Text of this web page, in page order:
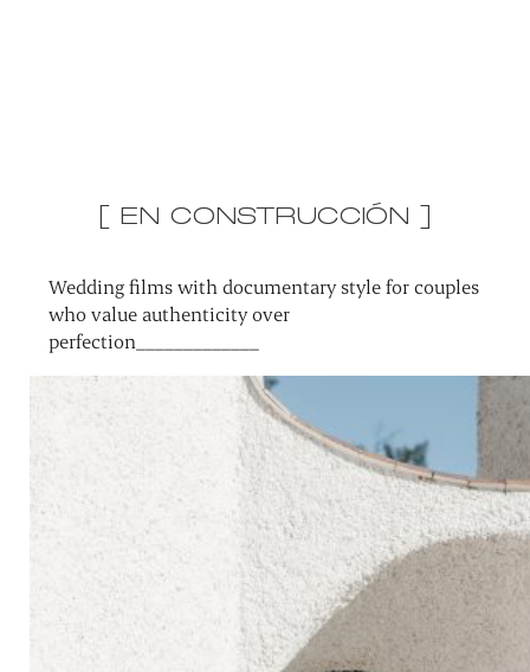
[ EN CONSTRUCCIÓN ]
Wedding films with documentary style for couples
who value authenticity over
perfection_____________